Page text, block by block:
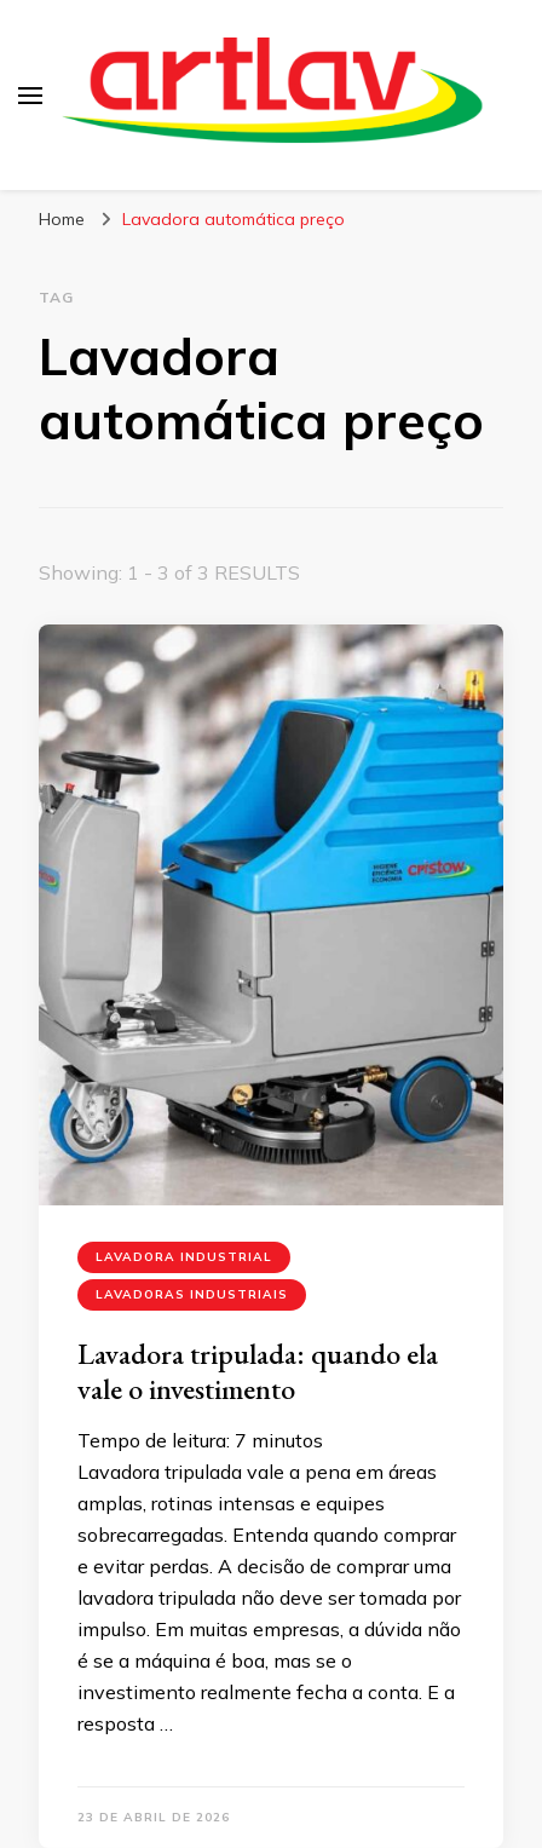
Home Lavadora automática preço
TAG
Lavadora
automática preço
Showing: 1 - 3 of 3 RESULTS
LAVADORA INDUSTRIAL
LAVADORAS INDUSTRIAIS
Lavadora tripulada: quando ela
vale o investimento
Tempo de leitura: 7 minutos
Lavadora tripulada vale a pena em áreas
amplas, rotinas intensas e equipes
sobrecarregadas. Entenda quando comprar
e evitar perdas. A decisão de comprar uma
lavadora tripulada não deve ser tomada por
impulso. Em muitas empresas, a dúvida não
é se a máquina é boa, mas se o
investimento realmente fecha a conta. E a
resposta …
23 DE ABRIL DE 2026